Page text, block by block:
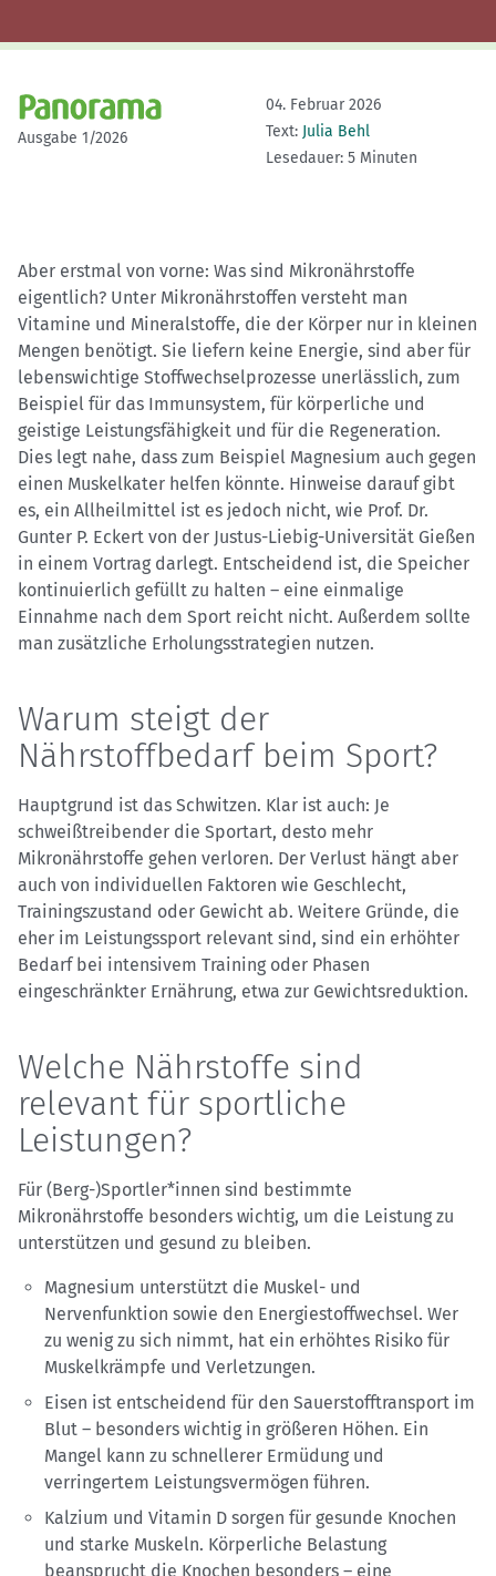
Ausgabe 1/2026
04. Februar 2026
Text: Julia Behl
Lesedauer: 5 Minuten
Aber erstmal von vorne: Was sind Mikronährstoffe
eigentlich? Unter Mikronährstoffen versteht man
Vitamine und Mineralstoffe, die der Körper nur in kleinen
Mengen benötigt. Sie liefern keine Energie, sind aber für
lebenswichtige Stoffwechselprozesse unerlässlich, zum
Beispiel für das Immunsystem, für körperliche und
geistige Leistungsfähigkeit und für die Regeneration.
Dies legt nahe, dass zum Beispiel Magnesium auch gegen
einen Muskelkater helfen könnte. Hinweise darauf gibt
es, ein Allheilmittel ist es jedoch nicht, wie Prof. Dr.
Gunter P. Eckert von der Justus-Liebig-Universität Gießen
in einem Vortrag darlegt. Entscheidend ist, die Speicher
kontinuierlich gefüllt zu halten – eine einmalige
Einnahme nach dem Sport reicht nicht. Außerdem sollte
man zusätzliche Erholungsstrategien nutzen.
Warum steigt der
Nährstoffbedarf beim Sport?
Hauptgrund ist das Schwitzen. Klar ist auch: Je
schweißtreibender die Sportart, desto mehr
Mikronährstoffe gehen verloren. Der Verlust hängt aber
auch von individuellen Faktoren wie Geschlecht,
Trainingszustand oder Gewicht ab. Weitere Gründe, die
eher im Leistungssport relevant sind, sind ein erhöhter
Bedarf bei intensivem Training oder Phasen
eingeschränkter Ernährung, etwa zur Gewichtsreduktion.
Welche Nährstoffe sind
relevant für sportliche
Leistungen?
Für (Berg-)Sportler*innen sind bestimmte
Mikronährstoffe besonders wichtig, um die Leistung zu
unterstützen und gesund zu bleiben.
Magnesium unterstützt die Muskel- und
Nervenfunktion sowie den Energiestoffwechsel. Wer
zu wenig zu sich nimmt, hat ein erhöhtes Risiko für
Muskelkrämpfe und Verletzungen.
Eisen ist entscheidend für den Sauerstofftransport im
Blut – besonders wichtig in größeren Höhen. Ein
Mangel kann zu schnellerer Ermüdung und
verringertem Leistungsvermögen führen.
Kalzium und Vitamin D sorgen für gesunde Knochen
und starke Muskeln. Körperliche Belastung
beansprucht die Knochen besonders – eine